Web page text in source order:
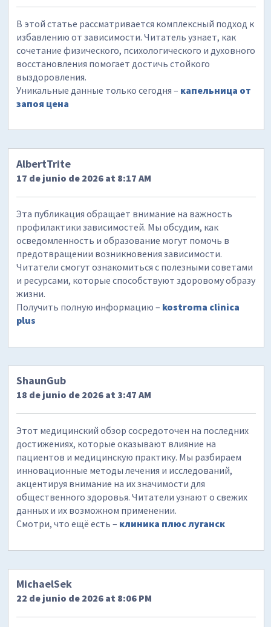
В этой статье рассматривается комплексный подход к
избавлению от зависимости. Читатель узнает, как
сочетание физического, психологического и духовного
восстановления помогает достичь стойкого
выздоровления.
Уникальные данные только сегодня – капельница от
запоя цена
AlbertTrite
17 de junio de 2026 at 8:17 AM
Эта публикация обращает внимание на важность
профилактики зависимостей. Мы обсудим, как
осведомленность и образование могут помочь в
предотвращении возникновения зависимости.
Читатели смогут ознакомиться с полезными советами
и ресурсами, которые способствуют здоровому образу
жизни.
Получить полную информацию – kostroma clinica
plus
ShaunGub
18 de junio de 2026 at 3:47 AM
Этот медицинский обзор сосредоточен на последних
достижениях, которые оказывают влияние на
пациентов и медицинскую практику. Мы разбираем
инновационные методы лечения и исследований,
акцентируя внимание на их значимости для
общественного здоровья. Читатели узнают о свежих
данных и их возможном применении.
Смотри, что ещё есть – клиника плюс луганск
MichaelSek
22 de junio de 2026 at 8:06 PM